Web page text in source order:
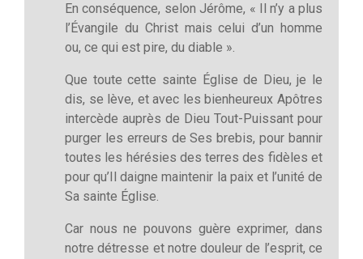
En conséquence, selon Jérôme, « Il n’y a plus
l’Évangile du Christ mais celui d’un homme
ou, ce qui est pire, du diable ».
Que toute cette sainte Église de Dieu, je le
dis, se lève, et avec les bienheureux Apôtres
intercède auprès de Dieu Tout-Puissant pour
purger les erreurs de Ses brebis, pour bannir
toutes les hérésies des terres des fidèles et
pour qu’Il daigne maintenir la paix et l’unité de
Sa sainte Église.
Car nous ne pouvons guère exprimer, dans
notre détresse et notre douleur de l’esprit, ce